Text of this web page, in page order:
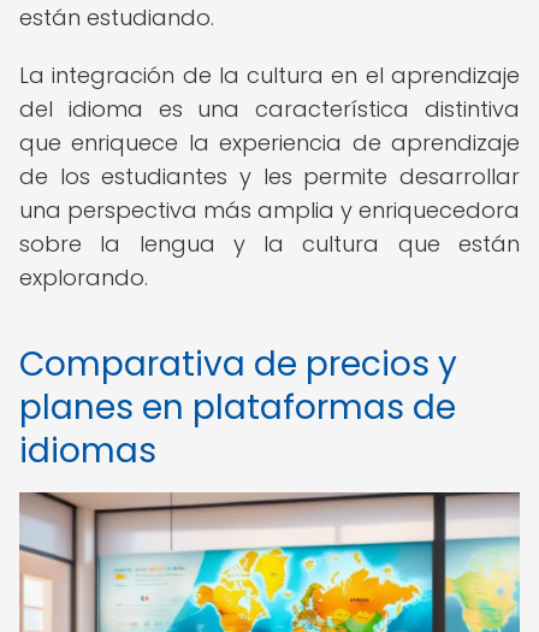
están estudiando.
La integración de la cultura en el aprendizaje
del idioma es una característica distintiva
que enriquece la experiencia de aprendizaje
de los estudiantes y les permite desarrollar
una perspectiva más amplia y enriquecedora
sobre la lengua y la cultura que están
explorando.
Comparativa de precios y
planes en plataformas de
idiomas